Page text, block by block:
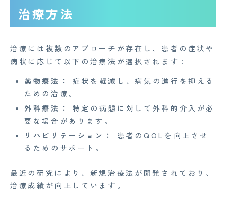
治療方法
治療には複数のアプローチが存在し、患者の症状や
病状に応じて以下の治療法が選択されます：
薬物療法：
症状を軽減し、病気の進行を抑える
ための治療。
外科療法：
特定の病態に対して外科的介入が必
要な場合があります。
リハビリテーション：
患者のQOLを向上させ
るためのサポート。
最近の研究により、新規治療法が開発されており、
治療成績が向上しています。